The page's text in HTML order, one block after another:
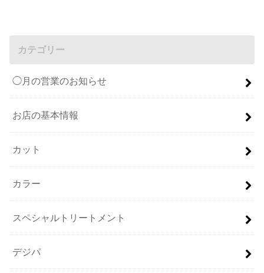
カテゴリー
◯月の営業のお知らせ
お店の基本情報
カット
カラー
スペシャルトリートメント
デジパ